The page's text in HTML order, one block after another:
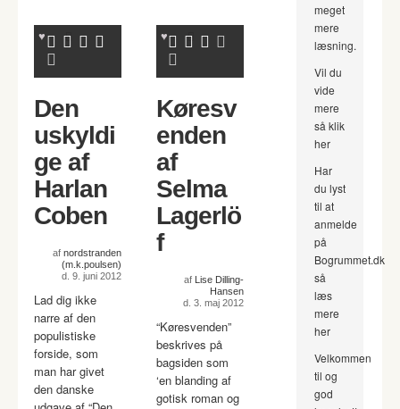
Den
uskyldi
ge af
Harlan
Coben
af nordstranden
(m.k.poulsen)
d. 9. juni 2012
Lad dig ikke
narre af den
populistiske
forside, som
man har givet
den danske
Køresv
enden
af
Selma
Lagerlö
f
af Lise Dilling-
Hansen
d. 3. maj 2012
“Køresvenden”
beskrives på
bagsiden som
‘en blanding af
gotisk roman og
meget
mere
læsning.
Vil du
vide
mere
så klik
her
Har
du lyst
til at
anmelde
på
Bogrummet.dk
så
læs
mere
her
Velkommen
til og
god